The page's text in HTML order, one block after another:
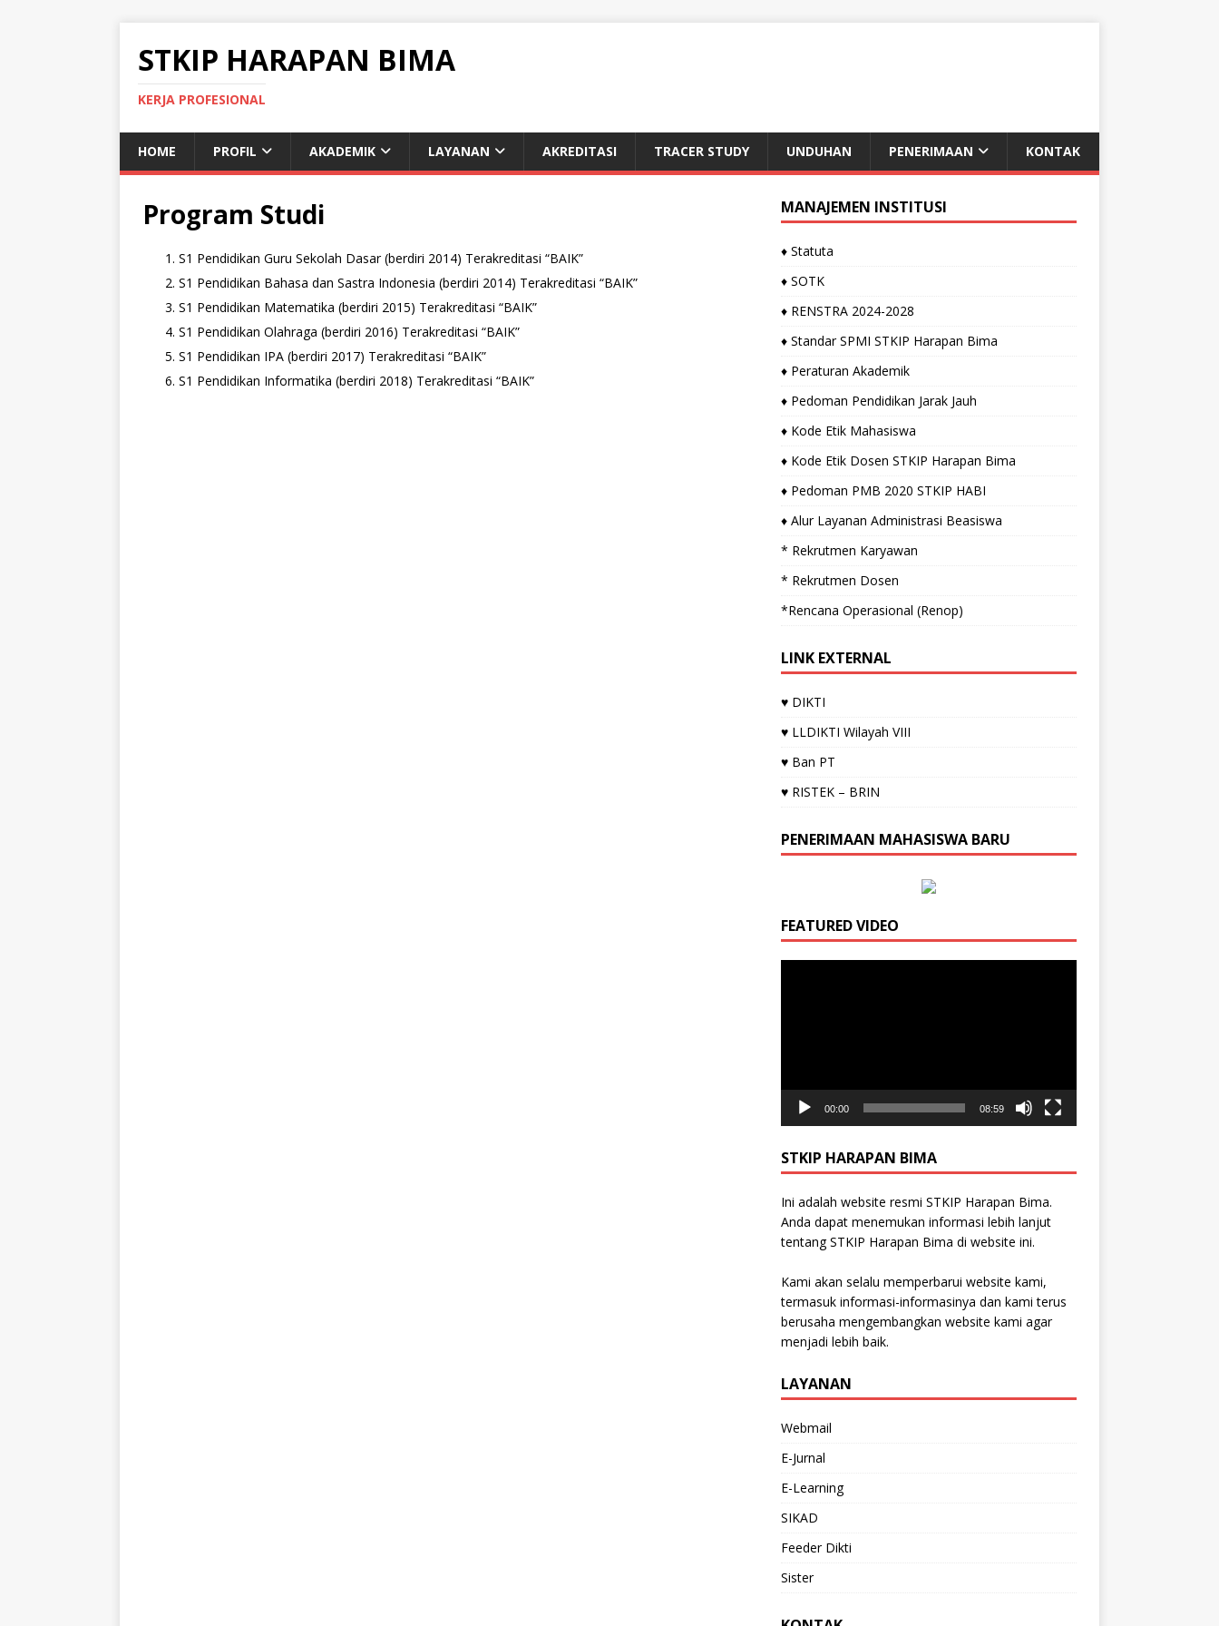
STKIP HARAPAN BIMA
KERJA PROFESIONAL
HOME PROFIL AKADEMIK LAYANAN AKREDITASI TRACER STUDY UNDUHAN PENERIMAAN KONTAK
Program Studi
S1 Pendidikan Guru Sekolah Dasar (berdiri 2014) Terakreditasi “BAIK”
S1 Pendidikan Bahasa dan Sastra Indonesia (berdiri 2014) Terakreditasi “BAIK”
S1 Pendidikan Matematika (berdiri 2015) Terakreditasi “BAIK”
S1 Pendidikan Olahraga (berdiri 2016) Terakreditasi “BAIK”
S1 Pendidikan IPA (berdiri 2017) Terakreditasi “BAIK”
S1 Pendidikan Informatika (berdiri 2018) Terakreditasi “BAIK”
MANAJEMEN INSTITUSI
♦ Statuta
♦ SOTK
♦ RENSTRA 2024-2028
♦ Standar SPMI STKIP Harapan Bima
♦ Peraturan Akademik
♦ Pedoman Pendidikan Jarak Jauh
♦ Kode Etik Mahasiswa
♦ Kode Etik Dosen STKIP Harapan Bima
♦ Pedoman PMB 2020 STKIP HABI
♦ Alur Layanan Administrasi Beasiswa
* Rekrutmen Karyawan
* Rekrutmen Dosen
*Rencana Operasional (Renop)
LINK EXTERNAL
♥ DIKTI
♥ LLDIKTI Wilayah VIII
♥ Ban PT
♥ RISTEK – BRIN
PENERIMAAN MAHASISWA BARU
FEATURED VIDEO
00:00 08:59
STKIP HARAPAN BIMA
Ini adalah website resmi STKIP Harapan Bima.
Anda dapat menemukan informasi lebih lanjut
tentang STKIP Harapan Bima di website ini.
Kami akan selalu memperbarui website kami,
termasuk informasi-informasinya dan kami terus
berusaha mengembangkan website kami agar
menjadi lebih baik.
LAYANAN
Webmail
E-Jurnal
E-Learning
SIKAD
Feeder Dikti
Sister